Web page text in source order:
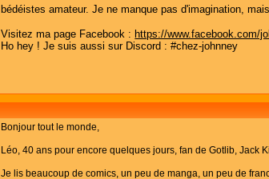
bédéistes amateur. Je ne manque pas d'imagination,
Visitez ma page Facebook : https://www.facebook.com/
Ho hey ! Je suis aussi sur Discord : #chez-johnney
Bonjour tout le monde,
Léo, 40 ans pour encore quelques jours, fan de Gotlib, Jack
Je lis beaucoup de comics, un peu de manga, un peu de